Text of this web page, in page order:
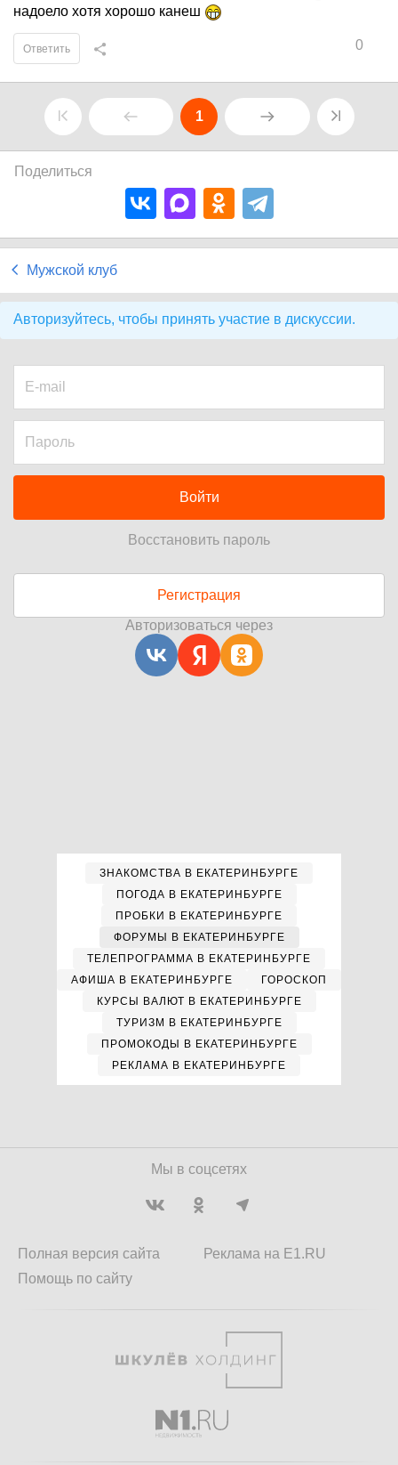
надоело хотя хорошо канеш
0
Ответить
1
Поделиться
Мужской клуб
Авторизуйтесь, чтобы принять участие в дискуссии.
Войти
Восстановить пароль
Регистрация
Авторизоваться через
ЗНАКОМСТВА В ЕКАТЕРИНБУРГЕ
ПОГОДА В ЕКАТЕРИНБУРГЕ
ПРОБКИ В ЕКАТЕРИНБУРГЕ
ФОРУМЫ В ЕКАТЕРИНБУРГЕ
ТЕЛЕПРОГРАММА В ЕКАТЕРИНБУРГЕ
АФИША В ЕКАТЕРИНБУРГЕ
ГОРОСКОП
КУРСЫ ВАЛЮТ В ЕКАТЕРИНБУРГЕ
ТУРИЗМ В ЕКАТЕРИНБУРГЕ
ПРОМОКОДЫ В ЕКАТЕРИНБУРГЕ
РЕКЛАМА В ЕКАТЕРИНБУРГЕ
Мы в соцсетях
Полная версия сайта
Помощь по сайту
Реклама на E1.RU